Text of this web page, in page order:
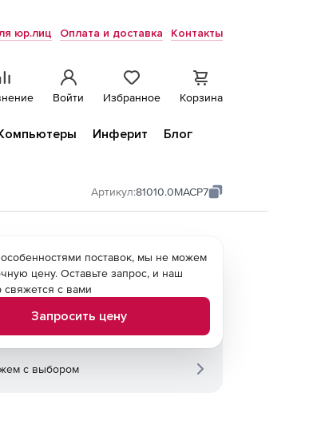
юр.лиц Оплата и доставка Контакты
Войти Избранное Корзина
Инферит
Блог
Артикул:81010.0MACP7
поставок, мы не можем
цену. Оставьте запрос, и наш
с вами
Запросить цену
с выбором